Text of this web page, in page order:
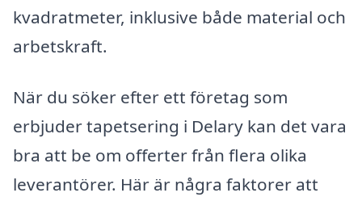
kvadratmeter, inklusive både material och
arbetskraft.
När du söker efter ett företag som
erbjuder tapetsering i Delary kan det vara
bra att be om offerter från flera olika
leverantörer. Här är några faktorer att